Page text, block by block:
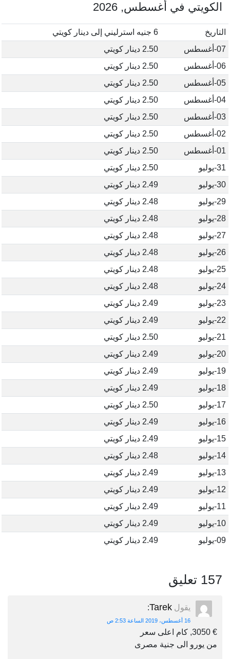
الكويتي في أغسطس, 2026
التاريخ
6 جنيه استرليني إلى دينار كويتي
07-أغسطس
2.50 دينار كويتي
06-أغسطس
2.50 دينار كويتي
05-أغسطس
2.50 دينار كويتي
04-أغسطس
2.50 دينار كويتي
03-أغسطس
2.50 دينار كويتي
02-أغسطس
2.50 دينار كويتي
01-أغسطس
2.50 دينار كويتي
31-يوليو
2.50 دينار كويتي
30-يوليو
2.49 دينار كويتي
29-يوليو
2.48 دينار كويتي
28-يوليو
2.48 دينار كويتي
27-يوليو
2.48 دينار كويتي
26-يوليو
2.48 دينار كويتي
25-يوليو
2.48 دينار كويتي
24-يوليو
2.48 دينار كويتي
23-يوليو
2.49 دينار كويتي
22-يوليو
2.49 دينار كويتي
21-يوليو
2.50 دينار كويتي
20-يوليو
2.49 دينار كويتي
19-يوليو
2.49 دينار كويتي
18-يوليو
2.49 دينار كويتي
17-يوليو
2.50 دينار كويتي
16-يوليو
2.49 دينار كويتي
15-يوليو
2.49 دينار كويتي
14-يوليو
2.48 دينار كويتي
13-يوليو
2.49 دينار كويتي
12-يوليو
2.49 دينار كويتي
11-يوليو
2.49 دينار كويتي
10-يوليو
2.49 دينار كويتي
09-يوليو
2.49 دينار كويتي
157 تعليق
يقول Tarek
:
16 أغسطس، 2019 الساعة 2:53 ص
€ 3050, كام اعلى سعر
من يورو الى جنية مصرى